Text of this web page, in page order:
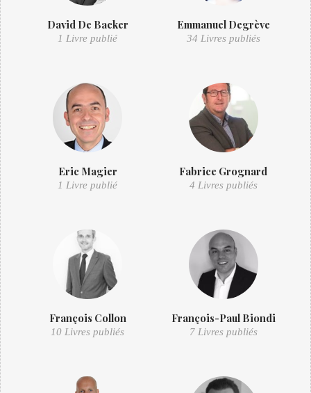
David De Backer
1 Livre publié
Emmanuel Degrève
34 Livres publiés
Eric Magier
1 Livre publié
Fabrice Grognard
4 Livres publiés
François Collon
10 Livres publiés
François-Paul Biondi
7 Livres publiés